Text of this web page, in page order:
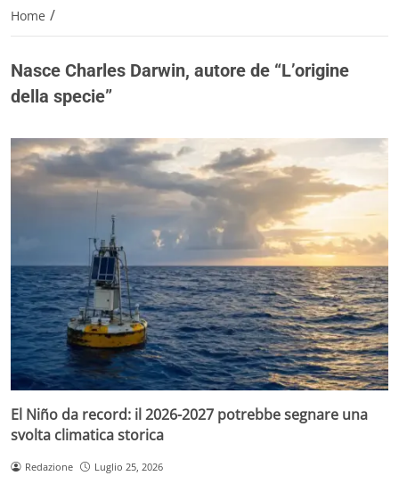
Home /
Nasce Charles Darwin, autore de “L’origine
della specie”
El Niño da record: il 2026-2027 potrebbe segnare una
svolta climatica storica
Redazione Luglio 25, 2026